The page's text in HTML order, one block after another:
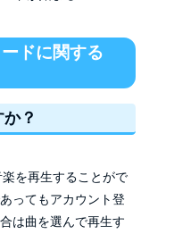
ドに関する
？
を再生することがで
ってもアカウント登
は曲を選んで再生す